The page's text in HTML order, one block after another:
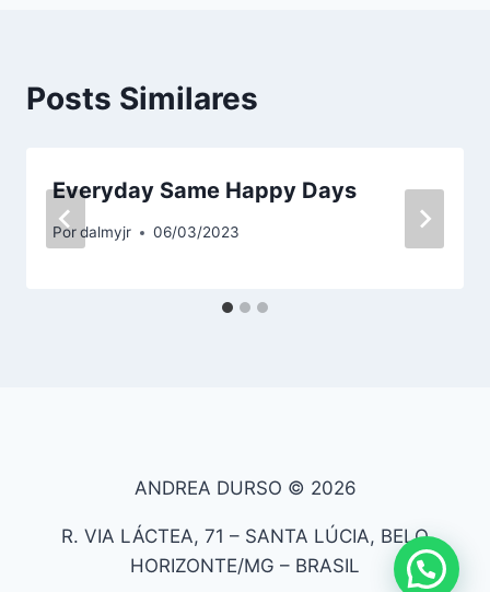
Posts Similares
Everyday Same Happy Days
Pordalmyjr 06/03/2023
ANDREA DURSO © 2026
R. VIA LÁCTEA, 71 – SANTA LÚCIA, BELO
HORIZONTE/MG – BRASIL